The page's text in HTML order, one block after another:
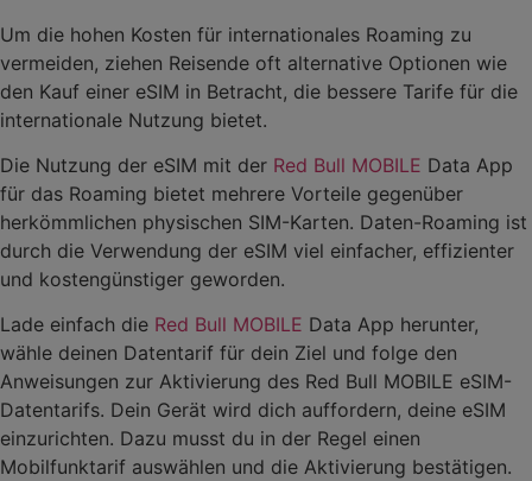
Um die hohen Kosten für internationales Roaming zu
vermeiden, ziehen Reisende oft alternative Optionen wie
den Kauf einer eSIM in Betracht, die bessere Tarife für die
internationale Nutzung bietet.
Die Nutzung der eSIM mit der Red Bull MOBILE Data App
für das Roaming bietet mehrere Vorteile gegenüber
herkömmlichen physischen SIM-Karten. Daten-Roaming ist
durch die Verwendung der eSIM viel einfacher, effizienter
und kostengünstiger geworden.
Lade einfach die Red Bull MOBILE Data App herunter,
wähle deinen Datentarif für dein Ziel und folge den
Anweisungen zur Aktivierung des Red Bull MOBILE eSIM-
Datentarifs. Dein Gerät wird dich auffordern, deine eSIM
einzurichten. Dazu musst du in der Regel einen
Mobilfunktarif auswählen und die Aktivierung bestätigen.